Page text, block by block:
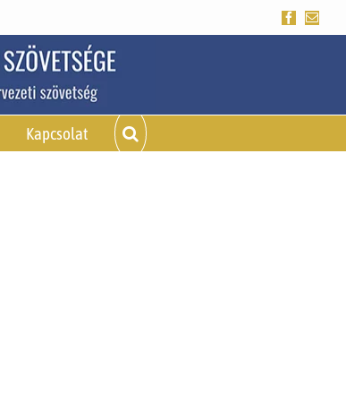
Facebook
Kapcsolat